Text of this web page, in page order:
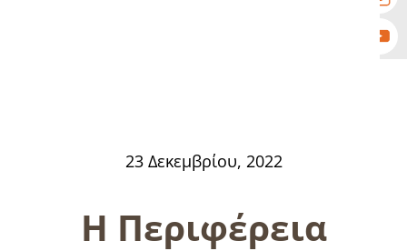
23 Δεκεμβρίου, 2022
H Περιφέρεια